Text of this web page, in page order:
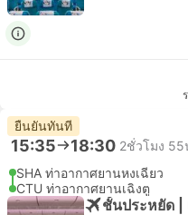
ยืนยันทันที
15:35 18:30 2ชั่วโมง
SHA ท่าอากาศยานหงเฉียว
CTU ท่าอากาศยานเฉิงตู
ชั้นประหยัด |